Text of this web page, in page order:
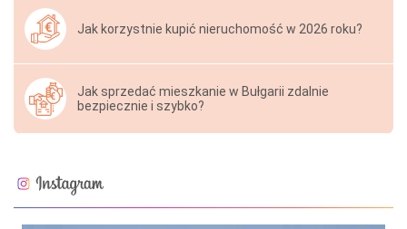
Jak korzystnie kupić nieruchomość w 2026 roku?
Jak sprzedać mieszkanie w Bułgarii zdalnie
bezpiecznie i szybko?